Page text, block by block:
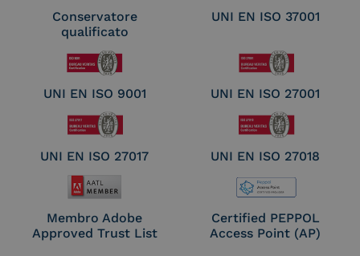
Conservatore
qualificato
UNI EN ISO 37001
UNI EN ISO 9001 UNI EN ISO 27001
UNI EN ISO 27017 UNI EN ISO 27018
Membro Adobe
Approved Trust List
Certified PEPPOL
Access Point (AP)